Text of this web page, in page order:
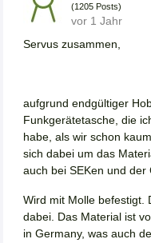
(1205 Posts)
vor 1 Jahr
Servus zusammen,
aufgrund endgültiger
Funkgerätetasche, die
habe, als wir schon
sich dabei um das
auch bei SEKen und der
Wird mit Molle befestigt.
dabei. Das Material ist
in Germany, was auch